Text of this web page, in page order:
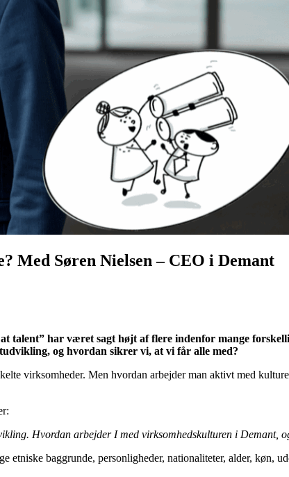
Med Søren Nielsen – CEO i Demant
talent” har været sagt højt af flere indenfor mange
og hvordan sikrer vi, at vi får alle med?
virksomheder. Men hvordan arbejder man aktivt med
Hvordan arbejder I med virksomhedskulturen i Demant,
baggrunde, personligheder, nationaliteter, alder, køn,